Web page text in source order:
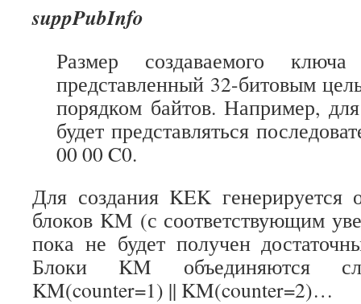
suppPubInfo
Размер создаваемого
представленный 32-битовым
порядком байтов. Например,
будет представляться
00 00 C0.
Для создания KEK генерируется
блоков KM (с соответствующим
пока не будет получен
Блоки KM объединяются
KM(counter=1) || KM(counter=2)…